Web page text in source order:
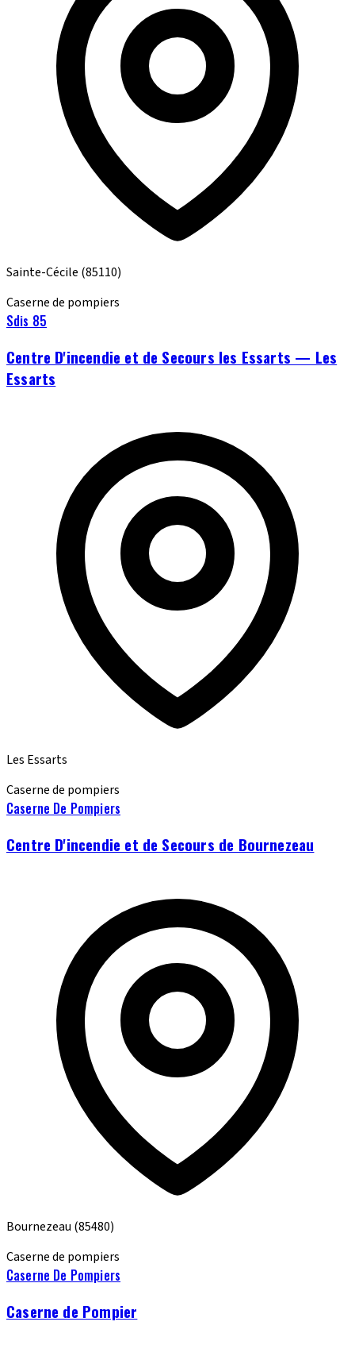
Sainte-Cécile (85110)
Caserne de pompiers
Sdis 85
Centre D'incendie et de Secours les Essarts — Les
Essarts
Les Essarts
Caserne de pompiers
Caserne De Pompiers
Centre D'incendie et de Secours de Bournezeau
Bournezeau (85480)
Caserne de pompiers
Caserne De Pompiers
Caserne de Pompier